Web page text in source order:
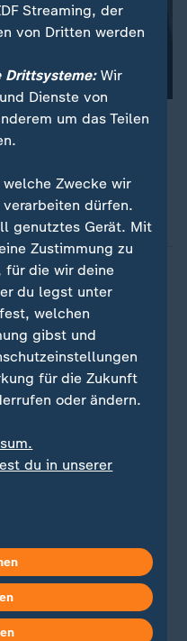
deutschen Haushalten.
Werden wir der
wirklich
von Katzen
Futter aus den ersten
empfiehlt Tierschützer
Angebot für
später als erwachsene
die Ernährung
umzustellen.
das Fressen,
Streaming, der
von Dritten werden
Drittsysteme:Wir
Dienste von
um das Teilen
Zwecke wir
dürfen.
genutztes Gerät. Mit
Zustimmung zu
für die wir deine
du legst unter
welchen
gibst und
für die Zukunft
oder ändern.
du in unserer